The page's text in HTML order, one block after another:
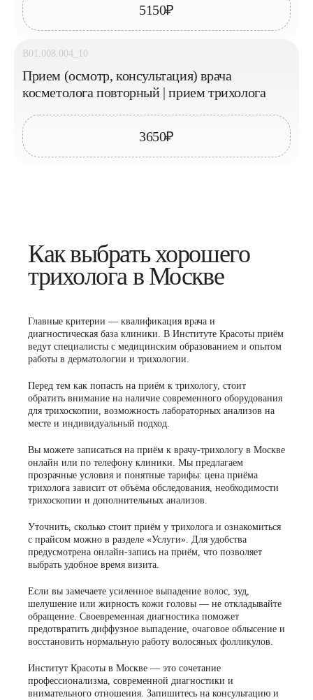
5150₽
B01.008.004_10
Прием (осмотр, консультация) врача
косметолога повторный | прием трихолога
3650₽
Как выбрать хорошего
трихолога в Москве
Главные критерии — квалификация врача и
диагностическая база клиники. В Институте Красоты приём
ведут специалисты с медицинским образованием и опытом
работы в дерматологии и трихологии.
Перед тем как попасть на приём к трихологу, стоит
обратить внимание на наличие современного оборудования
для трихоскопии, возможность лабораторных анализов на
месте и индивидуальный подход.
Вы можете записаться на приём к врачу-трихологу в Москве
онлайн или по телефону клиники. Мы предлагаем
прозрачные условия и понятные тарифы: цена приёма
трихолога зависит от объёма обследования, необходимости
трихоскопии и дополнительных анализов.
Уточнить, сколько стоит приём у трихолога и ознакомиться
с прайсом можно в разделе «Услуги». Для удобства
предусмотрена онлайн-запись на приём, что позволяет
выбрать удобное время визита.
Если вы замечаете усиленное выпадение волос, зуд,
шелушение или жирность кожи головы — не откладывайте
обращение. Своевременная диагностика поможет
предотвратить диффузное выпадение, очаговое облысение и
восстановить нормальную работу волосяных фолликулов.
Институт Красоты в Москве — это сочетание
профессионализма, современной диагностики и
внимательного отношения. Запишитесь на консультацию и